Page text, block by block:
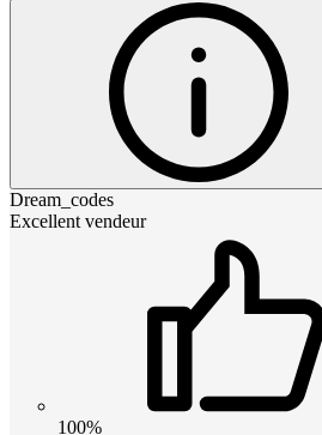
Dream_codes
Excellent vendeur
100%